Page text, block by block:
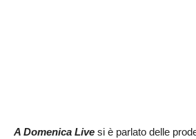
A Domenica Live si è parlato delle